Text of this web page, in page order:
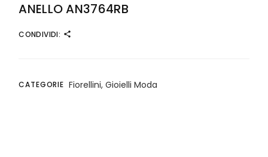
ANELLO AN3764RB
CONDIVIDI:
CATEGORIE Fiorellini, Gioielli Moda